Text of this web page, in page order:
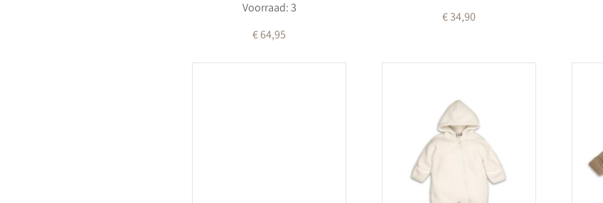
Voorraad: 3
€ 64,95
€ 34,90